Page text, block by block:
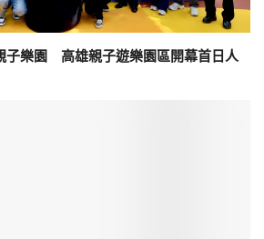
子樂園 高雄親子遊樂園區開幕首日人